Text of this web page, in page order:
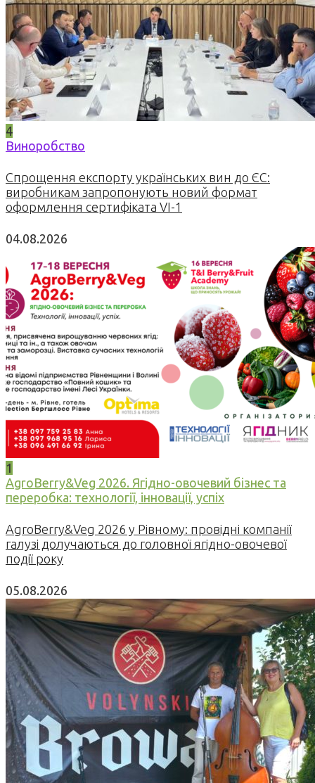
4
Виноробство
Спрощення експорту українських вин до ЄС:
виробникам запропонують новий формат
оформлення сертифіката VI-1
04.08.2026
1
AgroBerry&Veg 2026. Ягідно-овочевий бізнес та
переробка: технології, інновації, успіх
AgroBerry&Veg 2026 у Рівному: провідні компанії
галузі долучаються до головної ягідно-овочевої
події року
05.08.2026